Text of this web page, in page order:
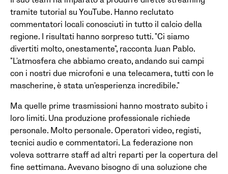
tramite tutorial su YouTube. Hanno reclutato
commentatori locali conosciuti in tutto il calcio della
regione. I risultati hanno sorpreso tutti. "Ci siamo
divertiti molto, onestamente", racconta Juan Pablo.
"L'atmosfera che abbiamo creato, andando sui campi
con i nostri due microfoni e una telecamera, tutti con le
mascherine, è stata un'esperienza incredibile."
Ma quelle prime trasmissioni hanno mostrato subito i
loro limiti. Una produzione professionale richiede
personale. Molto personale. Operatori video, registi,
tecnici audio e commentatori. La federazione non
voleva sottrarre staff ad altri reparti per la copertura del
fine settimana. Avevano bisogno di una soluzione che